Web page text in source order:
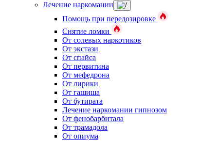
Лечение наркомании
Помощь при передозировке
Снятие ломки
От солевых наркотиков
От экстази
От спайса
От первитина
От мефедрона
От лирики
От гашиша
От бутирата
Лечение наркомании гипнозом
От фенобарбитала
От трамадола
От опиума